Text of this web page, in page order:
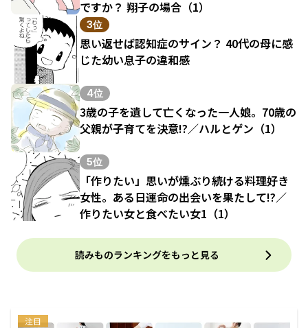
ですか？ 翔子の場合（1）
3位
思い返せば認知症のサイン？ 40代の母に感
じた幼い息子の違和感
4位
3歳の子を遺して亡くなった一人娘。70歳の
父親が子育てを決意!?／ハルとゲン（1）
5位
「作りたい」思いが燻ぶり続ける料理好き
女性。ある日運命の出会いを果たして!?／
作りたい女と食べたい女1（1）
読みものランキングをもっと見る
注目